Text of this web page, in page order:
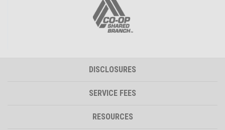
DISCLOSURES
SERVICE FEES
RESOURCES